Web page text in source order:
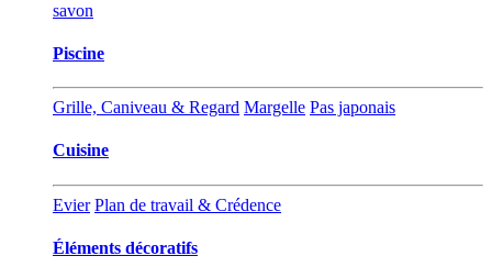
savon
Piscine
Grille, Caniveau & Regard Margelle Pas japonais
Cuisine
Evier Plan de travail & Crédence
Éléments décoratifs